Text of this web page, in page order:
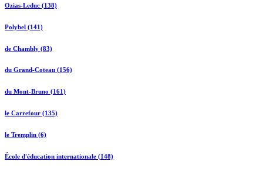
Ozias-Leduc (138)
Polybel (141)
de Chambly (83)
du Grand-Coteau (156)
du Mont-Bruno (161)
le Carrefour (135)
le Tremplin (6)
École d'éducation internationale (148)